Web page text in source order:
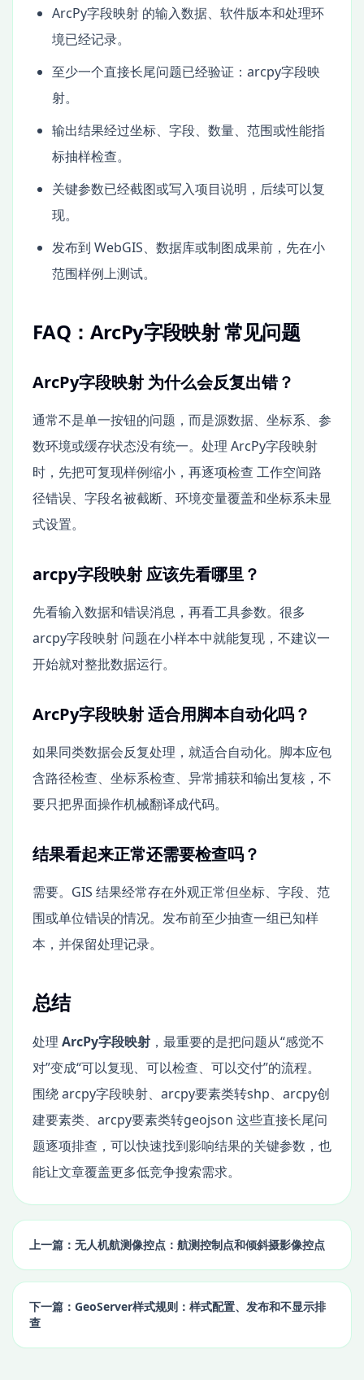
ArcPy字段映射 的输入数据、软件版本和处理环
境已经记录。
至少一个直接长尾问题已经验证：arcpy字段映
射。
输出结果经过坐标、字段、数量、范围或性能指
标抽样检查。
关键参数已经截图或写入项目说明，后续可以复
现。
发布到 WebGIS、数据库或制图成果前，先在小
范围样例上测试。
FAQ：ArcPy字段映射 常见问题
ArcPy字段映射 为什么会反复出错？
通常不是单一按钮的问题，而是源数据、坐标系、参
数环境或缓存状态没有统一。处理 ArcPy字段映射
时，先把可复现样例缩小，再逐项检查 工作空间路
径错误、字段名被截断、环境变量覆盖和坐标系未显
式设置。
arcpy字段映射 应该先看哪里？
先看输入数据和错误消息，再看工具参数。很多
arcpy字段映射 问题在小样本中就能复现，不建议一
开始就对整批数据运行。
ArcPy字段映射 适合用脚本自动化吗？
如果同类数据会反复处理，就适合自动化。脚本应包
含路径检查、坐标系检查、异常捕获和输出复核，不
要只把界面操作机械翻译成代码。
结果看起来正常还需要检查吗？
需要。GIS 结果经常存在外观正常但坐标、字段、范
围或单位错误的情况。发布前至少抽查一组已知样
本，并保留处理记录。
总结
处理 ArcPy字段映射 ，最重要的是把问题从“感觉不
对”变成“可以复现、可以检查、可以交付”的流程。
围绕 arcpy字段映射、arcpy要素类转shp、arcpy创
建要素类、arcpy要素类转geojson 这些直接长尾问
题逐项排查，可以快速找到影响结果的关键参数，也
能让文章覆盖更多低竞争搜索需求。
上一篇：无人机航测像控点：航测控制点和倾斜摄影像控点
下一篇：GeoServer样式规则：样式配置、发布和不显示排
查